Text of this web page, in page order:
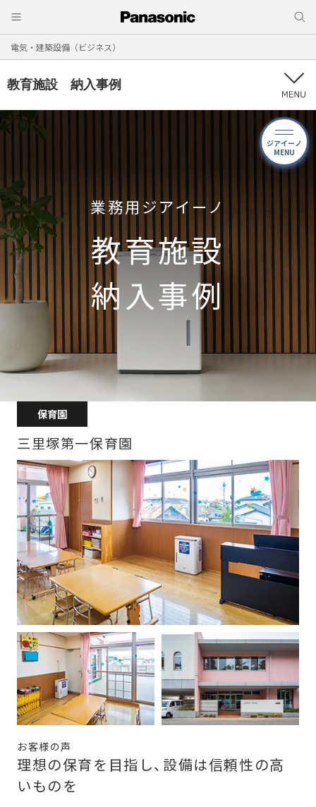
電気・建築設備（ビジネス）
教育施設 納入事例
ジアイーノ
MENU
業務用ジアイーノ
教育施設
納入事例
保育園
三里塚第一保育園
お客様の声
理想の保育を目指し、設備は信頼性の高
いものを